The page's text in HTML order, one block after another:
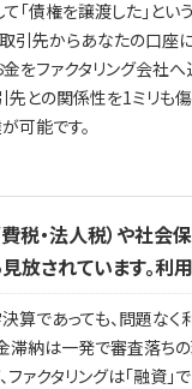
て「債権を譲渡した」と
取引先からあなたの口座
金をファクタリング会社
先との関係性を1ミリも
可能です。
費税・法人税）や社会
放されています。利
算であっても、問題なく
滞納は一発で審査落ちの
ファクタリングは「融資」